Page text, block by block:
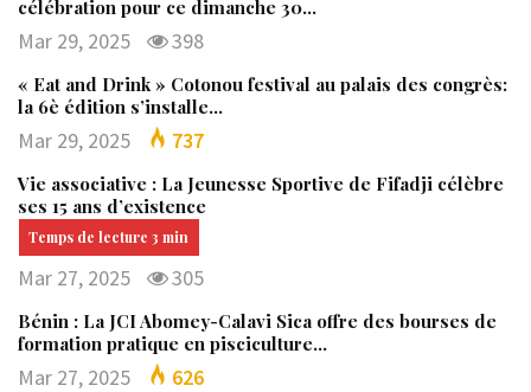
célébration pour ce dimanche 30…
Mar 29, 2025 398
« Eat and Drink » Cotonou festival au palais des congrès:
la 6è édition s’installe…
Mar 29, 2025 737
Vie associative : La Jeunesse Sportive de Fifadji célèbre
ses 15 ans d’existence
Mar 27, 2025 305
Bénin : La JCI Abomey-Calavi Sica offre des bourses de
formation pratique en pisciculture…
Mar 27, 2025 626